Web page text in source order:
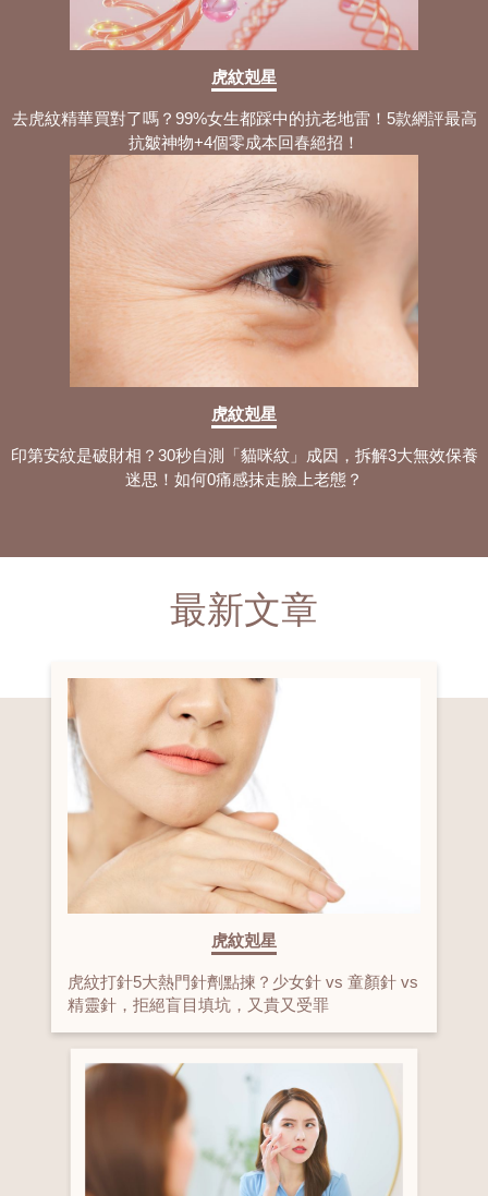
虎紋剋星
去虎紋精華買對了嗎？99%女生都踩中的抗老地雷！5款網評最高
抗皺神物+4個零成本回春絕招！
虎紋剋星
印第安紋是破財相？30秒自測「貓咪紋」成因，拆解3大無效保養
迷思！如何0痛感抹走臉上老態？
最新文章
虎紋剋星
虎紋打針5大熱門針劑點揀？少女針 vs 童顏針 vs
精靈針，拒絕盲目填坑，又貴又受罪